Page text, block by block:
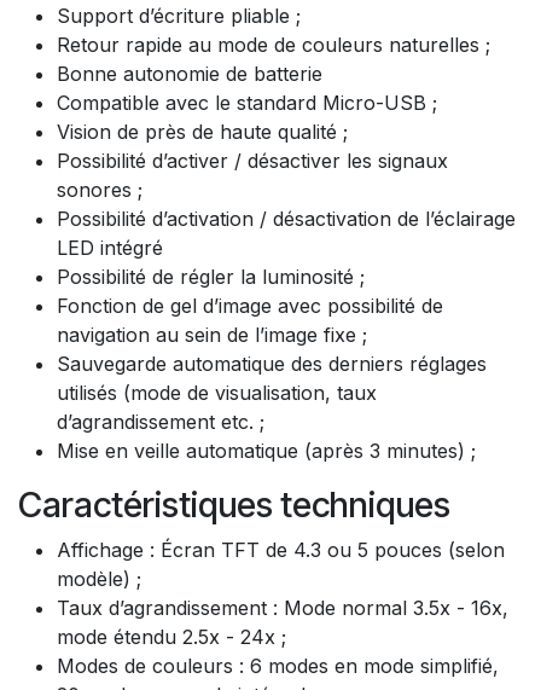
Support d’écriture pliable ;
Retour rapide au mode de couleurs naturelles ;
Bonne autonomie de batterie
Compatible avec le standard Micro-USB ;
Vision de près de haute qualité ;
Possibilité d’activer / désactiver les signaux
sonores ;
Possibilité d’activation / désactivation de l’éclairage
LED intégré
Possibilité de régler la luminosité ;
Fonction de gel d’image avec possibilité de
navigation au sein de l’image fixe ;
Sauvegarde automatique des derniers réglages
utilisés (mode de visualisation, taux
d’agrandissement etc. ;
Mise en veille automatique (après 3 minutes) ;
Caractéristiques techniques
Affichage : Écran TFT de 4.3 ou 5 pouces (selon
modèle) ;
Taux d’agrandissement : Mode normal 3.5x - 16x,
mode étendu 2.5x - 24x ;
Modes de couleurs : 6 modes en mode simplifié,